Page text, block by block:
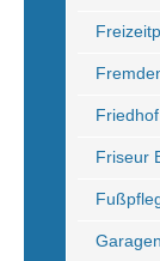
Friseur